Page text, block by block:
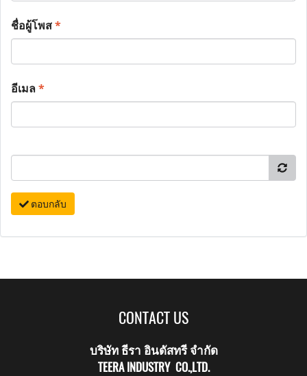
ชื่อผู้โพส*
อีเมล*
ตอบกลับ
CONTACT US
บริษัท ธีรา อินดัสทรี จำกัด
TEERA INDUSTRY CO.,LTD.